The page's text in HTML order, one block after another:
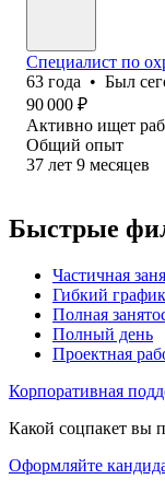
Специалист по
63 года • Был
90 000 ₽
Активно ищет
Общий опыт
37 лет 9 месяцев
Быстрые
Частичная
Гибкий график
Полная
Полный день
Проектная
Корпоративная
Какой соцпакет вы
Оформляйте